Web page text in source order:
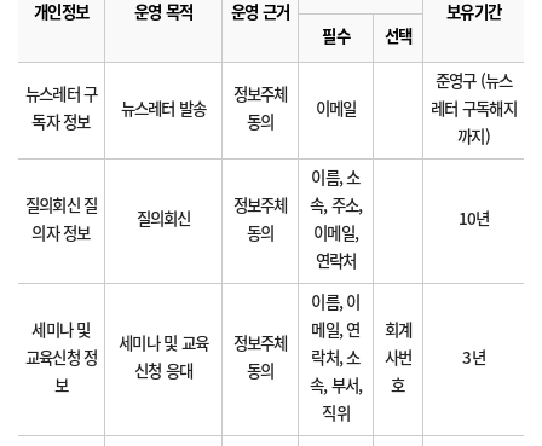
개인정보 운영 목적 운영 근거
보유기간
필수
선택
뉴스레터 구
독자 정보
뉴스레터 발송
정보주체
동의
이메일
준영구 (뉴스
레터 구독해지
까지)
질의회신 질
의자 정보
질의회신
정보주체
동의
이름, 소
속, 주소,
이메일,
연락처
10년
세미나 및
교육신청 정
보
세미나 및 교육
신청 응대
정보주체
동의
이름, 이
메일, 연
락처, 소
속, 부서,
직위
회계
사번
호
3년